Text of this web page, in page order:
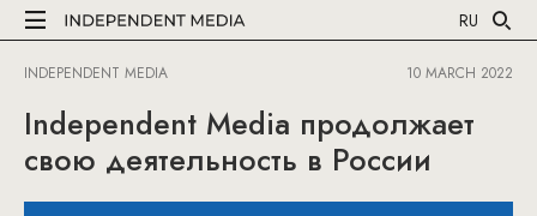
RU
INDEPENDENT MEDIA 10 MARCH 2022
Independent Media продолжает
свою деятельность в России